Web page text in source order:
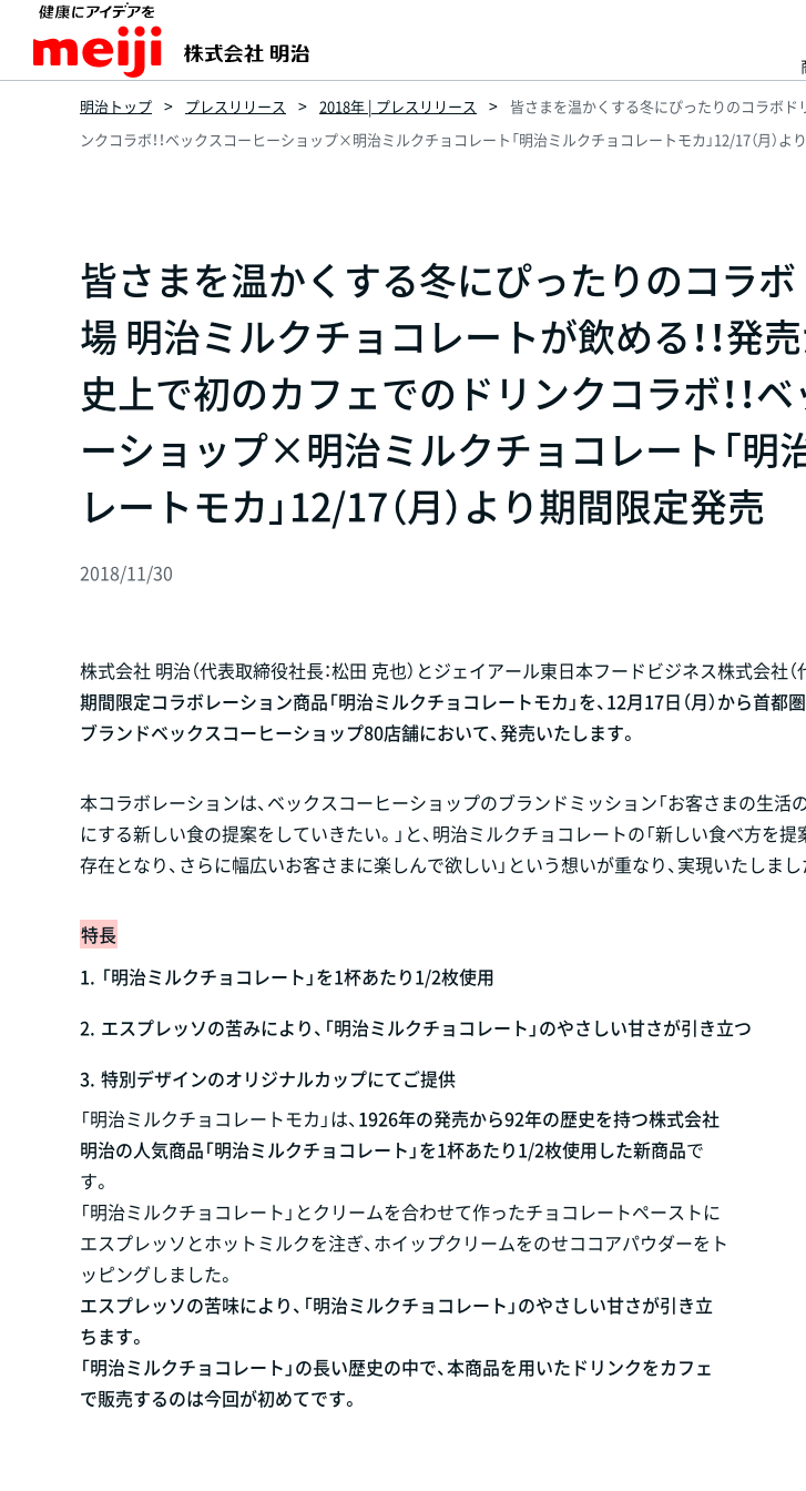
明治トップ プレスリリース 2018年 | プレスリリース
皆さまを温かくする冬にぴったりのコラボド
ンクコラボ！！ベックスコーヒーショップ×明治ミルクチョコレート「明治ミルクチョコレートモカ」12/17（月）よ
皆さまを温かくする冬にぴったりのコラ
場 明治ミルクチョコレートが飲める！！発
史上で初のカフェでのドリンクコラボ！！
ーショップ×明治ミルクチョコレート「明
レートモカ」12/17（月）より期間限定発売
2018/11/30
株式会社 明治（代表取締役社長：松田 克也）とジェイアール東日本フードビジネス株式会社（
期間限定コラボレーション商品「明治ミルクチョコレートモカ」を、12月17日（月）から首
ブランドベックスコーヒーショップ80店舗において、発売いたします。
本コラボレーションは、ベックスコーヒーショップのブランドミッション「お客さまの生活
にする新しい食の提案をしていきたい。」と、明治ミルクチョコレートの「新しい食べ方を
存在となり、さらに幅広いお客さまに楽しんで欲しい」という想いが重なり、実現いたしまし
特長
1. 「明治ミルクチョコレート」を1杯あたり1/2枚使用
2. エスプレッソの苦みにより、「明治ミルクチョコレート」のやさしい甘さが引き立つ
3. 特別デザインのオリジナルカップにてご提供
「明治ミルクチョコレートモカ」は、 1926年の発売から92年の歴史を持つ株式会社
明治の人気商品「明治ミルクチョコレート」を1杯あたり1/2枚使用した新商品で
す。
「明治ミルクチョコレート」とクリームを合わせて作ったチョコレートペーストに
エスプレッソとホットミルクを注ぎ、ホイップクリームをのせココアパウダーをト
ッピングしました。
エスプレッソの苦味により、「明治ミルクチョコレート」のやさしい甘さが引き立
ちます。
「明治ミルクチョコレート」の長い歴史の中で、本商品を用いたドリンクをカフェ
で販売するのは今回が初めてです。